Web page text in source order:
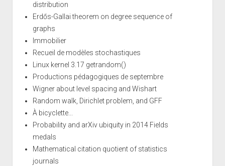
distribution
Erdős-Gallai theorem on degree sequence of
graphs
Immobilier
Recueil de modèles stochastiques
Linux kernel 3.17 getrandom()
Productions pédagogiques de septembre
Wigner about level spacing and Wishart
Random walk, Dirichlet problem, and GFF
À bicyclette...
Probability and arXiv ubiquity in 2014 Fields
medals
Mathematical citation quotient of statistics
journals